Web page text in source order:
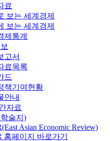
료
보는 세계경제
보는 세계경제
제통계
고서
료목록
드
책기여현황
안내
자료
술지)
Asian Economic Review)
홈페이지 바로가기